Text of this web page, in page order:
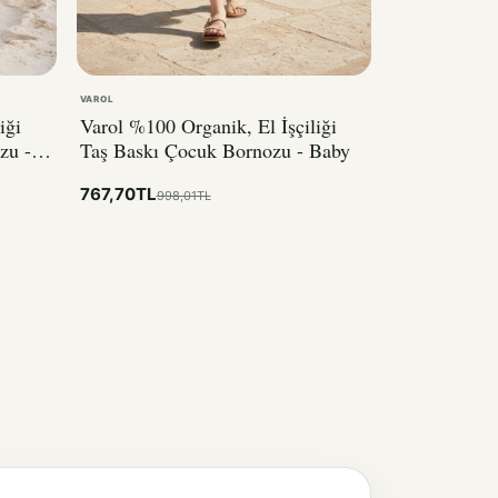
-
VAROL
Varol %100 Organik, El İşçiliği
Taş Baskı Çocuk Bornozu - Baby
767,70TL998,01TL